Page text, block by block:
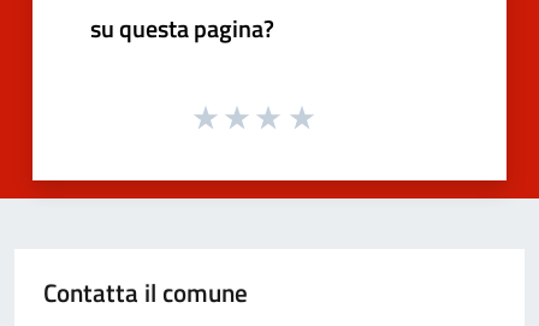
su questa pagina?
Contatta il comune